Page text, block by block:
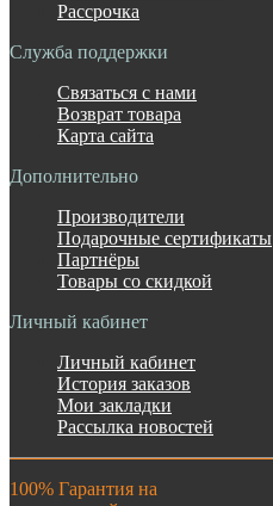
Рассрочка
Служба поддержки
Связаться с нами
Возврат товара
Карта сайта
Дополнительно
Производители
Подарочные сертификаты
Партнёры
Товары со скидкой
Личный кабинет
Личный кабинет
История заказов
Мои закладки
Рассылка новостей
100% Гарантия на